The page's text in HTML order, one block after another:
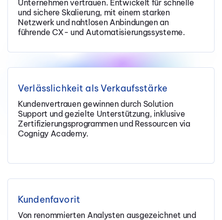
Unternehmen vertrauen. Entwickelt für schnelle
und sichere Skalierung, mit einem starken
Netzwerk und nahtlosen Anbindungen an
führende CX- und Automatisierungssysteme.
Verlässlichkeit als Verkaufsstärke
Kundenvertrauen gewinnen durch Solution
Support und gezielte Unterstützung, inklusive
Zertifizierungsprogrammen und Ressourcen via
Cognigy Academy.
Kundenfavorit
Von renommierten Analysten ausgezeichnet und